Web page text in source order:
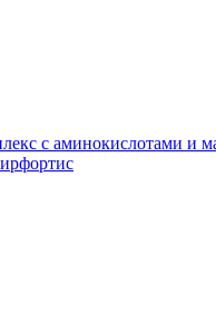
с аминокислотами и